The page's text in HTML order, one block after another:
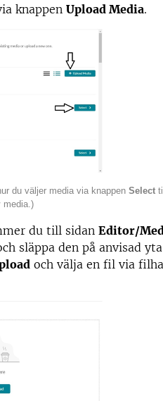
knappen Upload Media.
du väljer media via knappen Select
media.)
du till sidan Editor/
släppa den på anvisad
och välja en fil via